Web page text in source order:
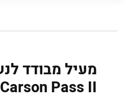
Carson Pass II